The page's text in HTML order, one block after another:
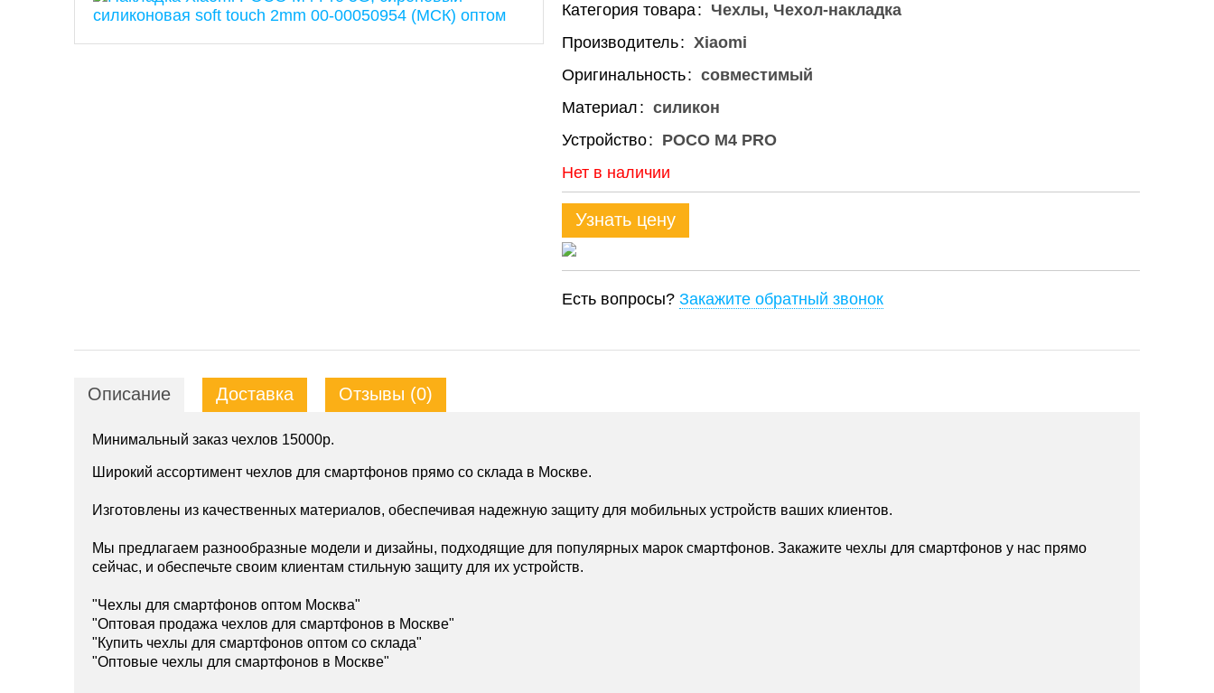
Категория товара
Чехлы, Чехол-накладка
Производитель Xiaomi
Оригинальность совместимый
Материал силикон
Устройство
POCO M4 PRO
Нет в наличии
Узнать цену
Есть вопросы? Закажите обратный звонок
Описание Доставка Отзывы (0)
Минимальный заказ чехлов 15000р.
Широкий ассортимент чехлов для смартфонов прямо со склада в Москве.
Изготовлены из качественных материалов, обеспечивая надежную защиту для мобильных устройств ваших клиентов.
Мы предлагаем разнообразные модели и дизайны, подходящие для популярных марок смартфонов. Закажите чехлы для смартфонов у нас прямо
сейчас, и обеспечьте своим клиентам стильную защиту для их устройств.
"Чехлы для смартфонов оптом Москва"
"Оптовая продажа чехлов для смартфонов в Москве"
"Купить чехлы для смартфонов оптом со склада"
"Оптовые чехлы для смартфонов в Москве"